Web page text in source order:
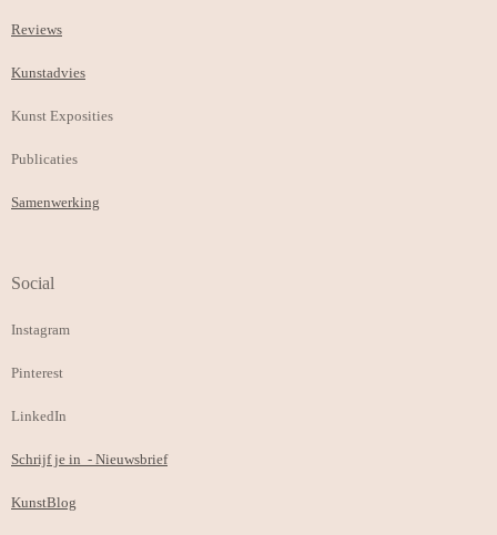
Reviews
Kunstadvies
Kunst Exposities
Publicaties
Samenwerking
Social
Instagram
Pinterest
LinkedIn
Schrijf je in - Nieuwsbrief
KunstBlog